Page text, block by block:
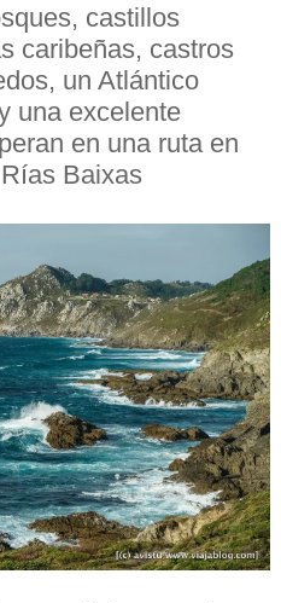
castillos
caribeñas, castros
un Atlántico
una excelente
en una ruta en
Baixas